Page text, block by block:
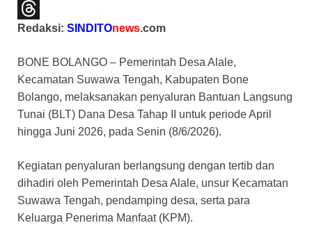
e
b
o
k
a
t
A
p
p
e
l
g
r
a
G
m
i
l
T
r
e
a
s
Redaksi: SINDITOnews.com
BONE BOLANGO – Pemerintah Desa Alale,
Kecamatan Suwawa Tengah, Kabupaten Bone
Bolango, melaksanakan penyaluran Bantuan Langsung
Tunai (BLT) Dana Desa Tahap II untuk periode April
hingga Juni 2026, pada Senin (8/6/2026).
Kegiatan penyaluran berlangsung dengan tertib dan
dihadiri oleh Pemerintah Desa Alale, unsur Kecamatan
Suwawa Tengah, pendamping desa, serta para
Keluarga Penerima Manfaat (KPM).